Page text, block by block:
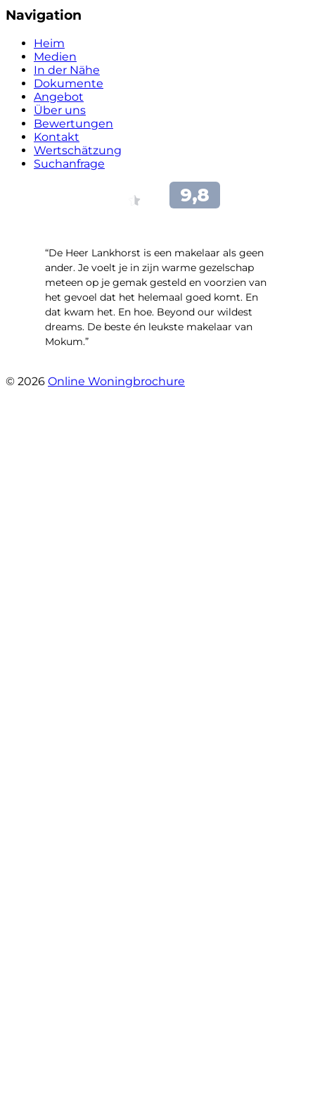
Navigation
Heim
Medien
In der Nähe
Dokumente
Angebot
Über uns
Bewertungen
Kontakt
Wertschätzung
Suchanfrage
“De Heer Lankhorst is een makelaar als geen
ander. Je voelt je in zijn warme gezelschap
meteen op je gemak gesteld en voorzien van
het gevoel dat het helemaal goed komt. En
dat kwam het. En hoe. Beyond our wildest
dreams. De beste én leukste makelaar van
Mokum.”
© 2026 Online Woningbrochure